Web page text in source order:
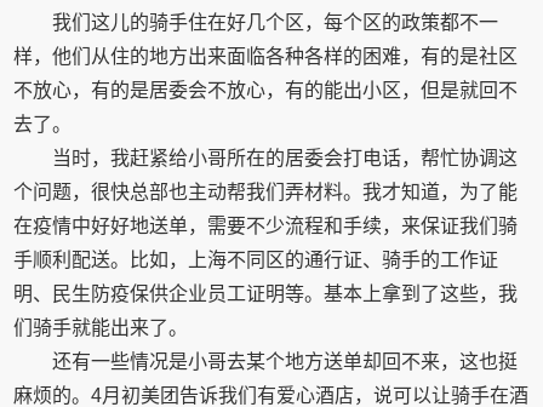
我们这儿的骑手住在好几个区，每个区的政策都不一
样，他们从住的地方出来面临各种各样的困难，有的是社区
不放心，有的是居委会不放心，有的能出小区，但是就回不
去了。
当时，我赶紧给小哥所在的居委会打电话，帮忙协调这
个问题，很快总部也主动帮我们弄材料。我才知道，为了能
在疫情中好好地送单，需要不少流程和手续，来保证我们骑
手顺利配送。比如，上海不同区的通行证、骑手的工作证
明、民生防疫保供企业员工证明等。基本上拿到了这些，我
们骑手就能出来了。
还有一些情况是小哥去某个地方送单却回不来，这也挺
麻烦的。4月初美团告诉我们有爱心酒店，说可以让骑手在酒